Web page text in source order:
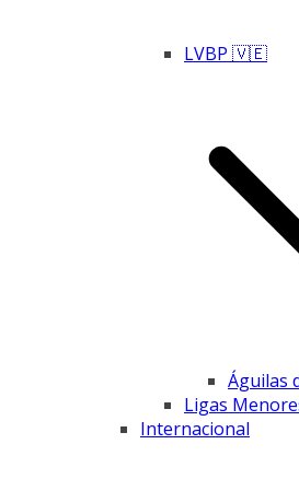
LVBP 🇻🇪
Águilas
Ligas
Internacional